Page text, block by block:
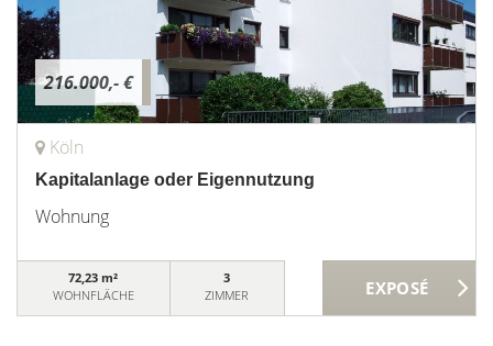
216.000,- €
Köln
Kapitalanlage oder Eigennutzung
Wohnung
72,23 m²
WOHNFLÄCHE
3
ZIMMER